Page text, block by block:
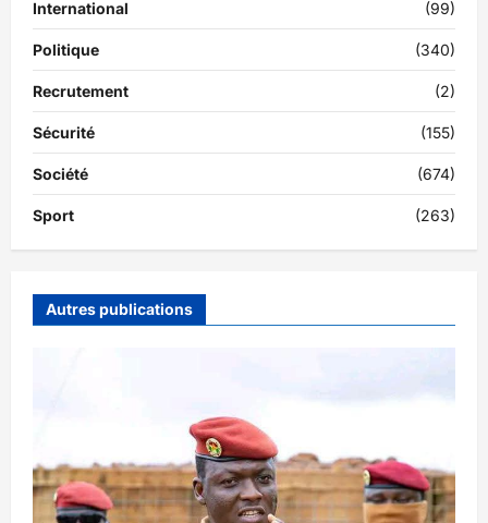
International (99)
Politique (340)
Recrutement (2)
Sécurité (155)
Société (674)
Sport (263)
Autres publications